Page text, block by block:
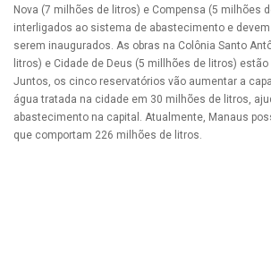
Nova (7 milhões de litros) e Compensa (5 milhões
interligados ao sistema de abastecimento e
serem inaugurados. As obras na Colônia Santo
litros) e Cidade de Deus (5 millhões de litros)
Juntos, os cinco reservatórios vão aumentar a
água tratada na cidade em 30 milhões de litros,
abastecimento na capital. Atualmente, Manaus
que comportam 226 milhões de litros.